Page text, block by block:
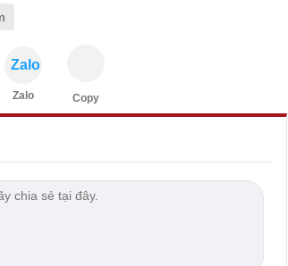
Zalo
Zalo Copy